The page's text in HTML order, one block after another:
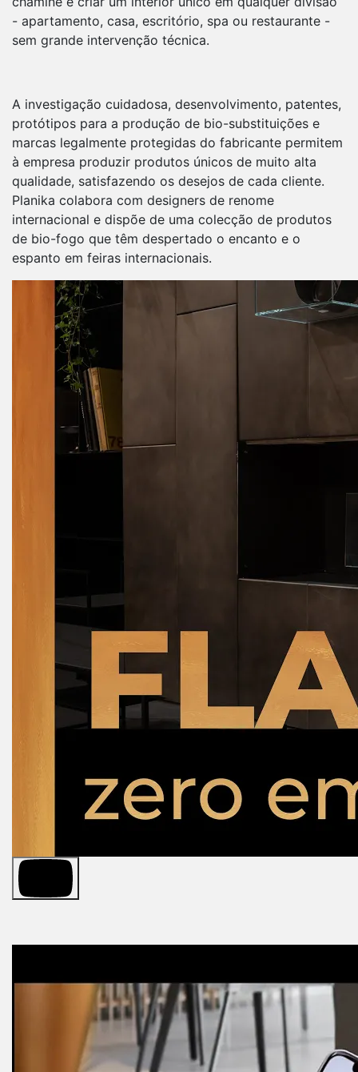
- apartamento, casa, escritório, spa ou restaurante -
sem grande intervenção técnica.
A investigação cuidadosa, desenvolvimento, patentes,
protótipos para a produção de bio-substituições e
marcas legalmente protegidas do fabricante permitem
à empresa produzir produtos únicos de muito alta
qualidade, satisfazendo os desejos de cada cliente.
Planika colabora com designers de renome
internacional e dispõe de uma colecção de produtos
de bio-fogo que têm despertado o encanto e o
espanto em feiras internacionais.